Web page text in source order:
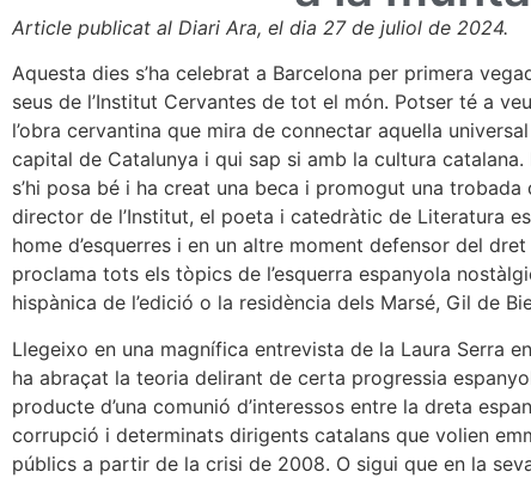
Article publicat al Diari Ara, el dia 27 de juliol de 2024.
Aquesta dies s’ha celebrat a Barcelona per primera
seus de l’Institut Cervantes de tot el món. Potser té a
l’obra cervantina que mira de connectar aquella
capital de Catalunya i qui sap si amb la cultura catalana.
s’hi posa bé i ha creat una beca i promogut una
director de l’Institut, el poeta i catedràtic de Literatura
home d’esquerres i en un altre moment defensor del
proclama tots els tòpics de l’esquerra espanyola
hispànica de l’edició o la residència dels Marsé, Gil de
Llegeixo en una magnífica entrevista de la Laura Serra
ha abraçat la teoria delirant de certa progressia
producte d’una comunió d’interessos entre la dreta
corrupció i determinats dirigents catalans que volien
públics a partir de la crisi de 2008. O sigui que en la